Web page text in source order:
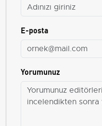
E-posta
Yorumunuz